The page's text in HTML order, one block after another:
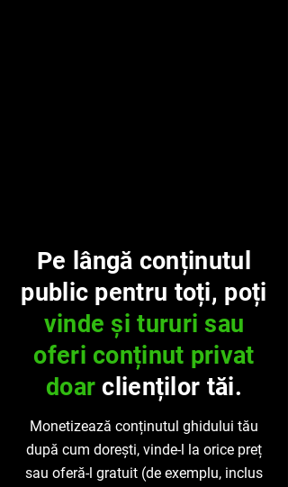
Pe lângă conținutul
public pentru toți, poți
vinde și tururi sau
oferi conținut privat
doar clienților tăi.
Monetizează conținutul ghidului tău
după cum dorești, vinde-l la orice preț
sau oferă-l gratuit (de exemplu, inclus